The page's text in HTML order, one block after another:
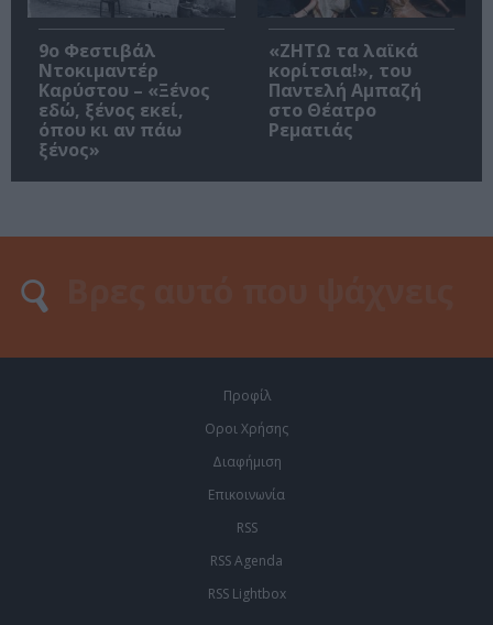
9ο Φεστιβάλ
Ντοκιμαντέρ
Καρύστου – «Ξένος
εδώ, ξένος εκεί,
όπου κι αν πάω
ξένος»
«ΖΗΤΩ τα λαϊκά
κορίτσια!», του
Παντελή Αμπαζή
στο Θέατρο
Ρεματιάς
Προφίλ
Οροι Χρήσης
Διαφήμιση
Επικοινωνία
RSS
RSS Agenda
RSS Lightbox